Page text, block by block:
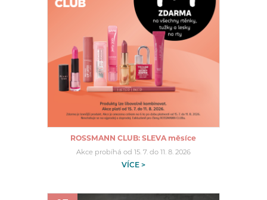
ROSSMANN CLUB: SLEVA měsíce
Akce probíhá od 15. 7. do 11. 8. 2026
VÍCE >